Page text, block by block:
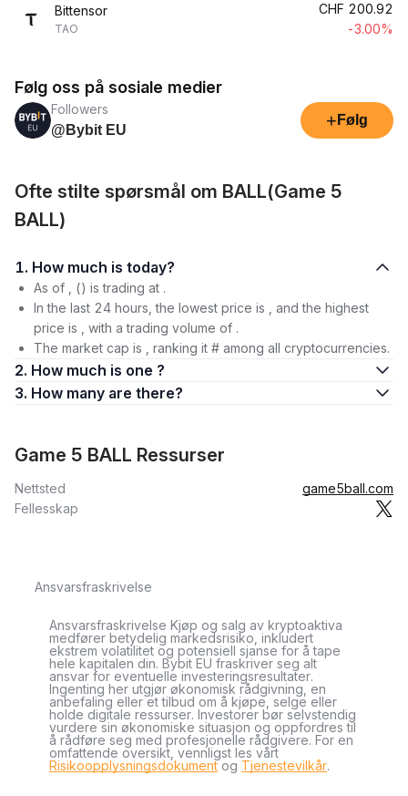
Bittensor
TAO
CHF 200.92
-3.00%
Følg oss på sosiale medier
Followers
@Bybit EU
+ Følg
Ofte stilte spørsmål om BALL(Game 5
BALL)
1. How much is today?
As of , () is trading at .
In the last 24 hours, the lowest price is , and the highest
price is , with a trading volume of .
The market cap is , ranking it # among all cryptocurrencies.
2. How much is one ?
3. How many are there?
Game 5 BALL Ressurser
Nettsted
game5ball.com
Fellesskap
Ansvarsfraskrivelse
Ansvarsfraskrivelse Kjøp og salg av kryptoaktiva
medfører betydelig markedsrisiko, inkludert
ekstrem volatilitet og potensiell sjanse for å tape
hele kapitalen din. Bybit EU fraskriver seg alt
ansvar for eventuelle investeringsresultater.
Ingenting her utgjør økonomisk rådgivning, en
anbefaling eller et tilbud om å kjøpe, selge eller
holde digitale ressurser. Investorer bør selvstendig
vurdere sin økonomiske situasjon og oppfordres til
å rådføre seg med profesjonelle rådgivere. For en
omfattende oversikt, vennligst les vårt
Risikoopplysningsdokumentog Tjenestevilkår.